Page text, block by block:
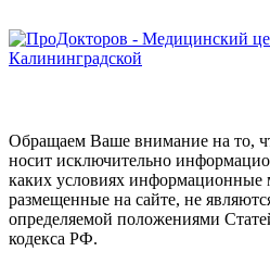
Обращаем Ваше внимание на то,
носит исключительно
каких условиях информационные
размещенные на сайте, не
определяемой положениями
кодекса РФ.